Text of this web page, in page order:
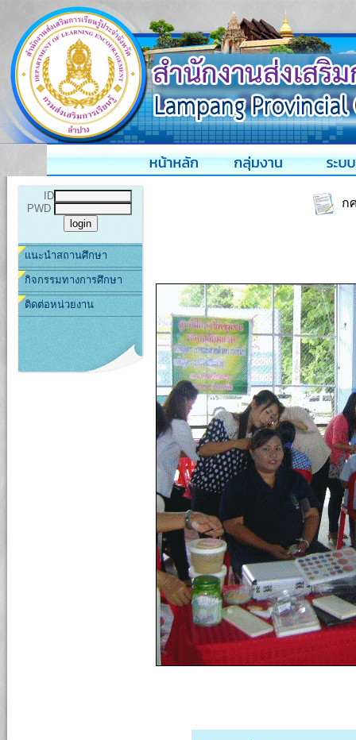
ID
PWD
แนะนำสถานศึกษา
กิจกรรมทางการศึกษา
ติดต่อหน่วยงาน
ก